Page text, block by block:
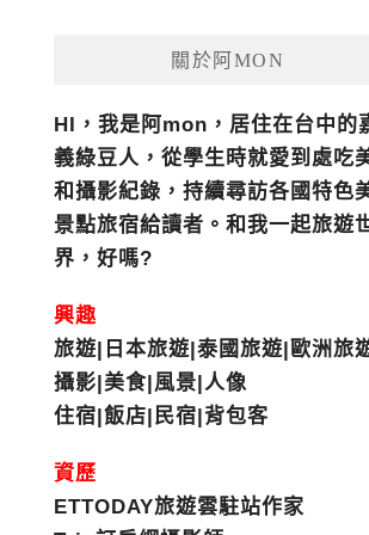
關於阿MON
HI，我是阿mon，居住在台中的
義綠豆人，從學生時就愛到處吃
和攝影紀錄，持續尋訪各國特色
景點旅宿給讀者。和我一起旅遊
界，好嗎?
興趣
旅遊|日本旅遊|泰國旅遊|歐洲旅
攝影|美食|風景|人像
住宿|飯店|民宿|背包客
資歷
ETTODAY旅遊雲駐站作家